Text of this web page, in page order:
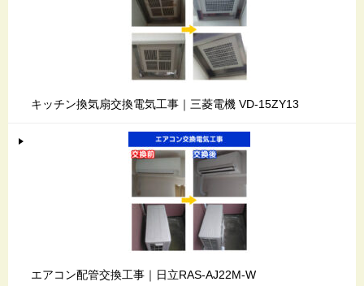
キッチン換気扇交換電気工事｜三菱電機 VD-15ZY13
エアコン配管交換工事｜日立RAS-AJ22M-W